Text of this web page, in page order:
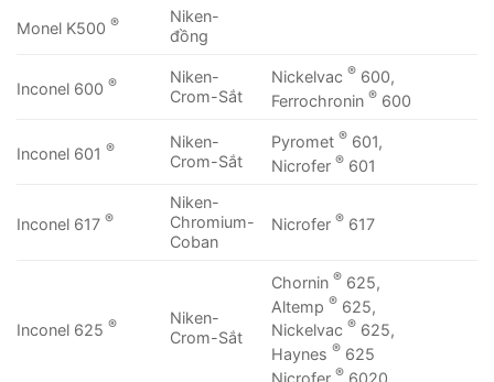
Monel K500 ®
Niken-
đồng
Inconel 600 ®
Niken-
Crom-Sắt
Nickelvac® 600,
Ferrochronin® 600
Inconel 601 ®
Niken-
Crom-Sắt
Pyromet® 601,
Nicrofer® 601
Inconel 617 ®
Niken-
Chromium-
Coban
Nicrofer® 617
Inconel 625 ®
Niken-
Crom-Sắt
Chornin® 625,
Altemp® 625,
Nickelvac® 625,
Haynes® 625
Nicrofer® 6020